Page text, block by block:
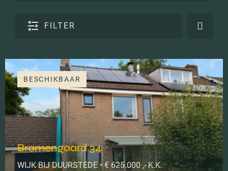
FILTER
BESCHIKBAAR
Bramengaard 34
WIJK BIJ DUURSTEDE • € 625.000 ,- K.K.